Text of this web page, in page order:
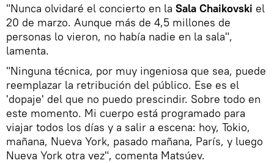
"Nunca olvidaré el concierto en la Sala Chaikovski el
20 de marzo. Aunque más de 4,5 millones de
personas lo vieron, no había nadie en la sala",
lamenta.
"Ninguna técnica, por muy ingeniosa que sea, puede
reemplazar la retribución del público. Ese es el
'dopaje' del que no puedo prescindir. Sobre todo en
este momento. Mi cuerpo está programado para
viajar todos los días y a salir a escena: hoy, Tokio,
mañana, Nueva York, pasado mañana, París, y luego
Nueva York otra vez", comenta Matsúev.